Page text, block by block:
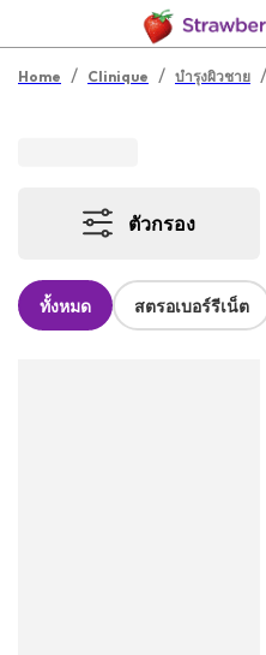
Home / Clinique / บำรุงผิวชาย /
ตัวกรอง
ทั้งหมด สตรอเบอร์รีเน็ต